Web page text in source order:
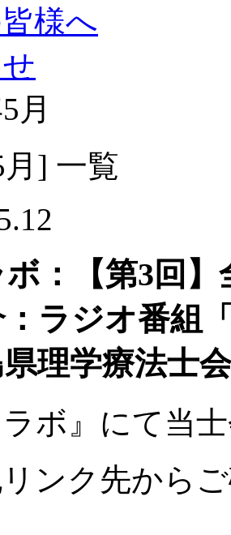
様へ
月
] 一覧
ボ：【第3回
ラジオ番組
理学療法士会
ラボ』にて当
ンク先から